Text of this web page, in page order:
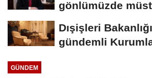
gönlümüzde
Dışişleri
gündemli
GÜNDEM